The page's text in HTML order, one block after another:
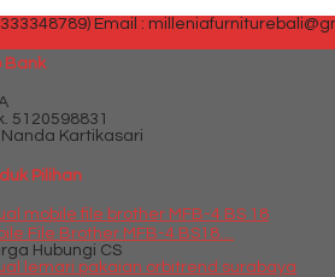
Email :
Bank
5120598831
Nanda Kartikasari
Pilihan
File Brother MFB-4 BS18....
Hubungi CS